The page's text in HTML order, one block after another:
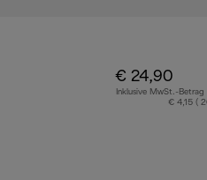
€ 24,90
Inklusive MwSt.-Betrag
€ 4,15 (